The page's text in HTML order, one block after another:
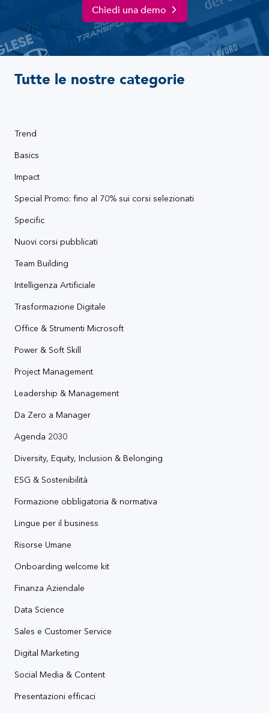
Chiedi una demo
Tutte le nostre categorie
Trend
Basics
Impact
Special Promo: fino al 70% sui corsi selezionati
Specific
Nuovi corsi pubblicati
Team Building
Intelligenza Artificiale
Trasformazione Digitale
Office & Strumenti Microsoft
Power & Soft Skill
Project Management
Leadership & Management
Da Zero a Manager
Agenda 2030
Diversity, Equity, Inclusion & Belonging
ESG & Sostenibilità
Formazione obbligatoria & normativa
Lingue per il business
Risorse Umane
Onboarding welcome kit
Finanza Aziendale
Data Science
Sales e Customer Service
Digital Marketing
Social Media & Content
Presentazioni efficaci